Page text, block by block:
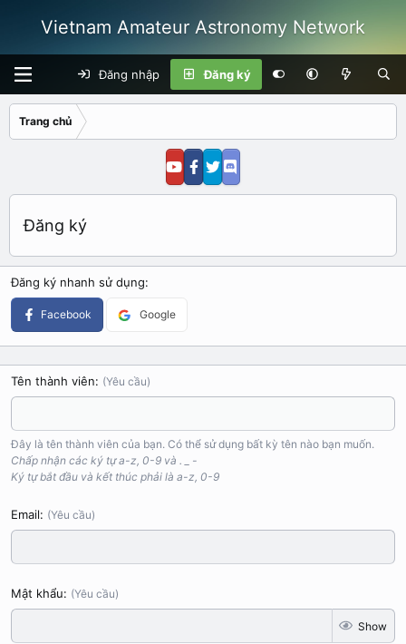
Vietnam Amateur Astronomy Network
Đăng nhập Đăng ký
Trang chủ
Đăng ký
Đăng ký nhanh sử dụng
Facebook Google
Tên thành viên (Yêu cầu)
Đây là tên thành viên của bạn. Có thể sử dụng bất kỳ tên nào bạn muốn.
Chấp nhận các ký tự a-z, 0-9 và . _ -
Ký tự bắt đầu và kết thúc phải là a-z, 0-9
Email (Yêu cầu)
Mật khẩu (Yêu cầu)
Show